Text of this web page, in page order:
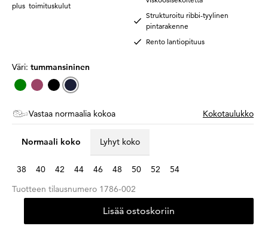
plus toimituskulut
Strukturoitu ribbi-tyylinen
pintarakenne
Rento lantiopituus
Väri: tummansininen
Vastaa normaalia kokoa Kokotaulukko
Normaali koko Lyhyt koko
38 40 42 44 46 48 50 52
54
Tuotteen tilausnumero 1786-002
Lisää ostoskoriin